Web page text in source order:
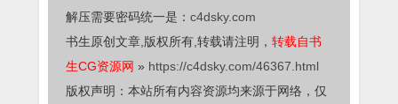
解压需要密码统一是： c4dsky.com
书生原创文章,版权所有,转载请注明， 转载自书
生CG资源网 » https://c4dsky.com/46367.html
版权声明：本站所有内容资源均来源于网络，仅